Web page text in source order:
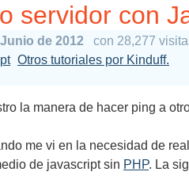
servidor con
de 2012
con 28,277
Otros tutoriales por Kinduff.
la manera de hacer ping a
me vi en la necesidad de
de javascript sin PHP. La